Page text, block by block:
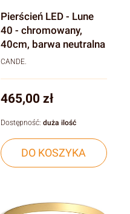
Pierścień LED - Lune
40 - chromowany,
40cm, barwa neutralna
CANDE.
Cena
465,00 zł
DO KOSZYKA
Dostępność: duża ilość